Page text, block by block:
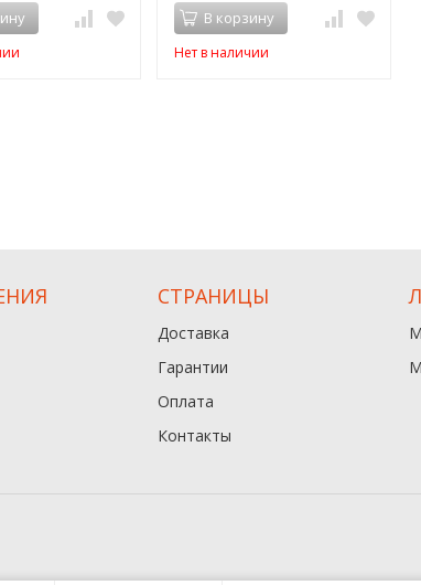
В корзину
Нет в наличии
СТРАНИЦЫ
Доставка
Гарантии
Оплата
Контакты